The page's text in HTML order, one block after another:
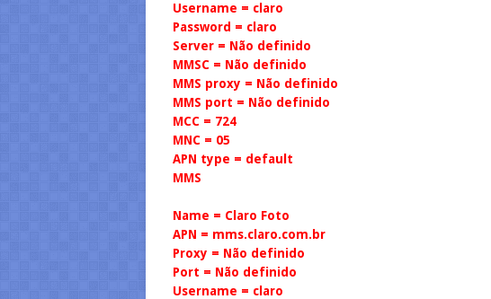
Username = claro
Password = claro
Server = Não definido
MMSC = Não definido
MMS proxy = Não definido
MMS port = Não definido
MCC = 724
MNC = 05
APN type = default
MMS
Name = Claro Foto
APN = mms.claro.com.br
Proxy = Não definido
Port = Não definido
Username = claro